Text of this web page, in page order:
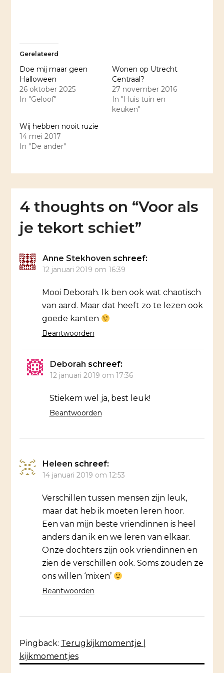
Gerelateerd
Doe mij maar geen
Halloween
26 oktober 2025
In "Geloof"
Wonen op Utrecht
Centraal?
27 november 2016
In "Huis tuin en
keuken"
Wij hebben nooit ruzie
14 mei 2017
In "De ander"
4 thoughts on “Voor als
je tekort schiet”
Anne Stekhoven schreef:
12 januari 2019 om 16:39
Mooi Deborah. Ik ben ook wat chaotisch
van aard. Maar dat heeft zo te lezen ook
goede kanten
Beantwoorden
Deborah schreef:
12 januari 2019 om 17:36
Stiekem wel ja, best leuk!
Beantwoorden
Heleen schreef:
14 januari 2019 om 12:53
Verschillen tussen mensen zijn leuk,
maar dat heb ik moeten leren hoor.
Een van mijn beste vriendinnen is heel
anders dan ik en we leren van elkaar.
Onze dochters zijn ook vriendinnen en
zien de verschillen ook. Soms zouden ze
ons willen ‘mixen’
Beantwoorden
Pingback: Terugkijkmomentje |
kijkmomentjes